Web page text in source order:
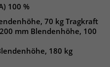
100 %
70 kg Tragkraft
mm Blendenhöhe, 100
180 kg